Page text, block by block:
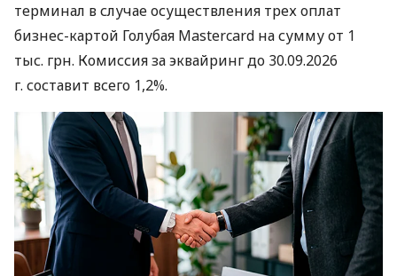
терминал в случае осуществления трех оплат
бизнес-картой Голубая Mastercard на сумму от 1
тыс. грн. Комиссия за эквайринг до 30.09.2026
г. составит всего 1,2%.